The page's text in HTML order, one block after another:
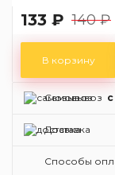
133 ₽ 140 ₽
В корзину
Самовывоз
Доставка
Способы